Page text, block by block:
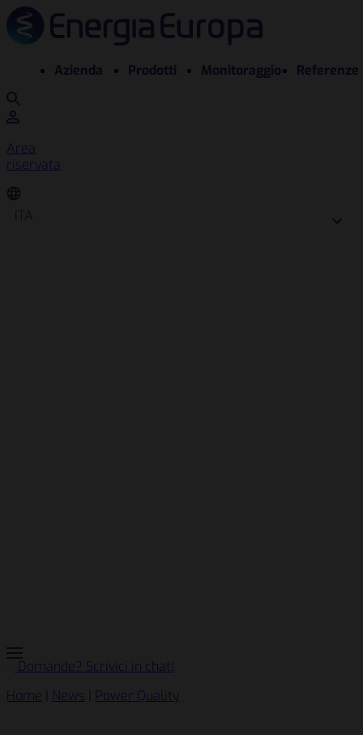
Azienda Prodotti Monitoraggio Referenze
Area
riservata
ITA
Domande? Scrivici in chat!
Home
News Power Quality